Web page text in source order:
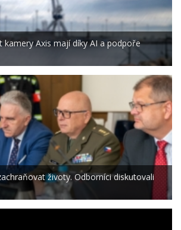
kamery Axis mají díky AI a podpoře
životy. Odborníci diskutovali